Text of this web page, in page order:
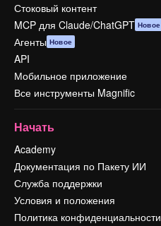
Стоковый контент
MCP для Claude/ChatGPT Новое
Агенты Новое
API
Мобильное приложение
Все инструменты Magnific
Начать
Academy
Документация по Пакету ИИ
Служба поддержки
Условия и положения
Политика конфиденциальности